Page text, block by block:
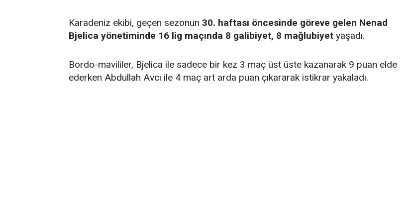
Karadeniz ekibi, geçen sezonun 30. haftası öncesinde göreve gelen Nenad
Bjelica yönetiminde 16 lig maçında 8 galibiyet, 8 mağlubiyet yaşadı.
Bordo-mavililer, Bjelica ile sadece bir kez 3 maç üst üste kazanarak 9 puan elde
ederken Abdullah Avcı ile 4 maç art arda puan çıkararak istikrar yakaladı.